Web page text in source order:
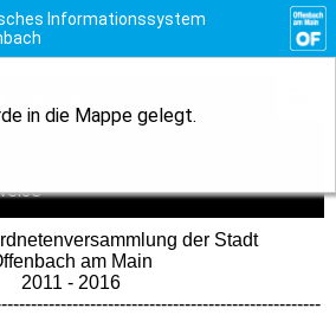
Informationssystem
in die Mappe gelegt.
der Stadt
am Main
2011 - 2016